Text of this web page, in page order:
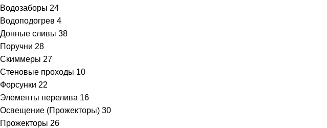
Водозаборы 24
Водоподогрев 4
Донные сливы 38
Поручни 28
Скиммеры 27
Стеновые проходы 10
Форсунки 22
Элементы перелива 16
Освещение (Прожекторы) 30
Прожекторы 26